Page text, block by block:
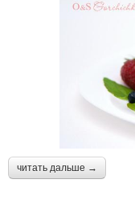
читать дальше →